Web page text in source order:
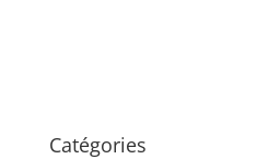
Catégories